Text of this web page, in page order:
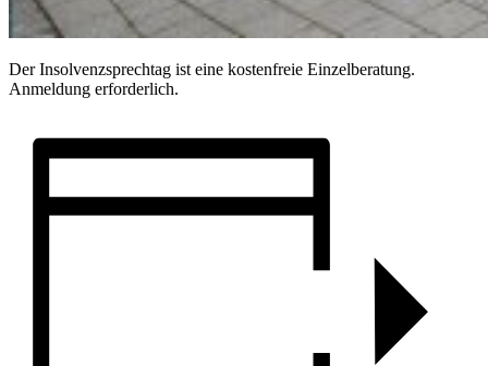
Der Insolvenzsprechtag ist eine kostenfreie Einzelberatung.
Anmeldung erforderlich.